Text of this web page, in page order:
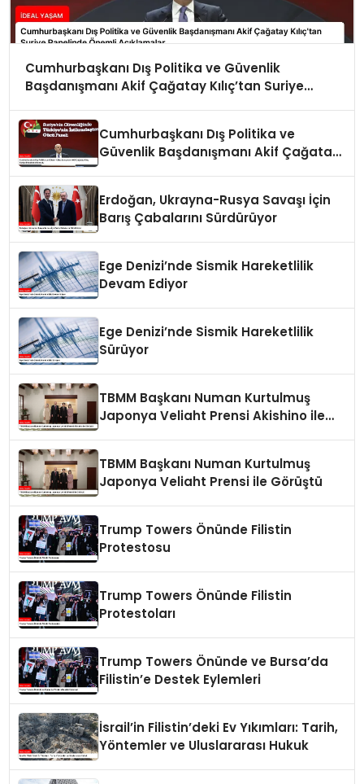
Cumhurbaşkanı Dış Politika ve Güvenlik
Başdanışmanı Akif Çağatay Kılıç’tan Suriye
Cumhurbaşkanı Dış Politika ve
Güvenlik Başdanışmanı Akif Çağatay
Erdoğan, Ukrayna-Rusya Savaşı İçin
Barış Çabalarını Sürdürüyor
Ege Denizi’nde Sismik Hareketlilik
Devam Ediyor
Ege Denizi’nde Sismik Hareketlilik
Sürüyor
TBMM Başkanı Numan Kurtulmuş
Japonya Veliaht Prensi Akishino ile
TBMM Başkanı Numan Kurtulmuş
Japonya Veliaht Prensi ile Görüştü
Trump Towers Önünde Filistin
Protestosu
Trump Towers Önünde Filistin
Protestoları
Trump Towers Önünde ve Bursa’da
Filistin’e Destek Eylemleri
İsrail’in Filistin’deki Ev Yıkımları: Tarih,
Yöntemler ve Uluslararası Hukuk